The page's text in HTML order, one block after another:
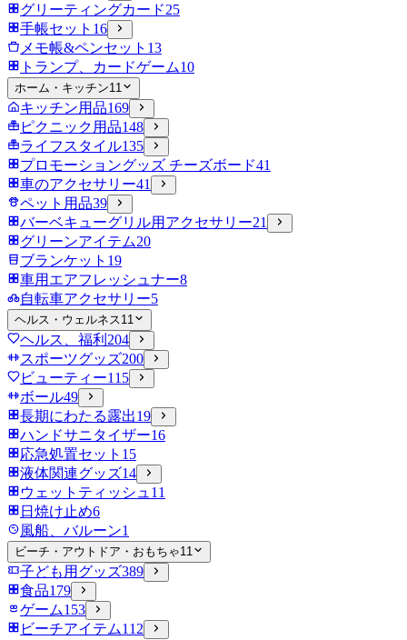
グリーティングカード25
手帳セット 16
メモ帳&ペンセット 13
トランプ、カードゲーム10
ホーム・キッチン11
キッチン用品169
ピクニック用品148
ライフスタイル135
プロモーショングッズ チーズボード41
車のアクセサリー41
ペット用品39
バーベキューグリル用アクセサリー21
グリーンアイテム20
ブランケット 19
車用エアフレッシュナー8
自転車アクセサリー5
ヘルス・ウェルネス11
ヘルス、福利 204
スポーツグッズ200
ビューティー115
ボール49
長期にわたる露出19
ハンドサニタイザー16
応急処置セット 15
液体関連グッズ14
ウェットティッシュ 11
日焼け止め6
風船、バルーン1
ビーチ・アウトドア・おもちゃ11
子ども用グッズ389
食品179
ゲーム153
ビーチアイテム112